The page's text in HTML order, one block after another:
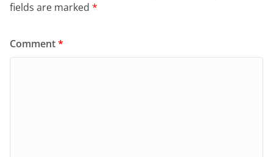
fields are marked *
Comment*